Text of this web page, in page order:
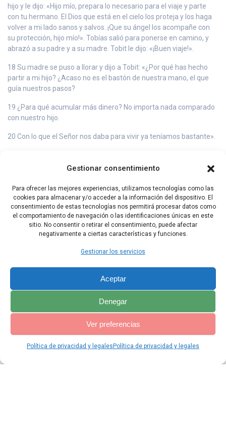
Gestionar consentimiento
Para ofrecer las mejores experiencias, utilizamos tecnologías como las
cookies para almacenar y/o acceder a la información del dispositivo. El
consentimiento de estas tecnologías nos permitirá procesar datos como
el comportamiento de navegación o las identificaciones únicas en este
sitio. No consentir o retirar el consentimiento, puede afectar
negativamente a ciertas características y funciones.
Gestionar los servicios
Aceptar
Denegar
Ver preferencias
Política de privacidad y legales Política de privacidad y legales
hijo y le dijo: «Hijo mío, prepara lo necesario para el viaje y parte
con tu hermano. El Dios que está en el cielo los proteja y los haga
volver a mi lado sanos y salvos. ¡Que su ángel los acompañe con
su protección, hijo mío!». Tobías salió para ponerse en camino, y
abrazó a su padre y a su madre. Tobit le dijo: «¡Buen viaje!».
18 Su madre se puso a llorar y dijo a Tobit: «¿Por qué has hecho
partir a mi hijo? ¿Acaso no es el bastón de nuestra mano, el que
guía nuestros pasos?
19 ¿Para qué acumular más dinero? No importa nada comparado
con nuestro hijo.
20 Con lo que el Señor nos daba para vivir ya teníamos bastante».
bien y volverá junto a nosotros con toda felicidad; tus propios ojos
temas por ellos, hermana.
22 Un ángel bueno lo acompañará, él hará un buen viaje y volverá
sano». Y ella dejó de llorar.
Capítulo Anterior Capítulo Siguiente